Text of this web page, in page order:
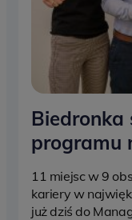
programu
11 miejsc w 9
kariery w
już dziś do